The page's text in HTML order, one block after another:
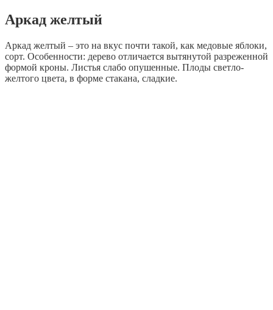
Аркад желтый
Аркад желтый – это на вкус почти такой, как медовые яблоки,
сорт. Особенности: дерево отличается вытянутой разреженной
формой кроны. Листья слабо опушенные. Плоды светло-
желтого цвета, в форме стакана, сладкие.